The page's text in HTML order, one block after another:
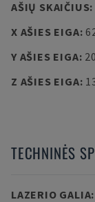
AŠIŲ SKAIČIUS:
X AŠIES EIGA:
Y AŠIES EIGA:
Z AŠIES EIGA:
TECHNINĖS
LAZERIO GALIA: